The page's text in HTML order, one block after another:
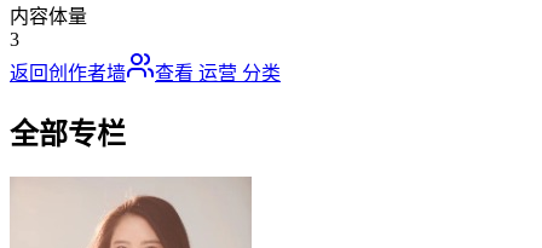
内容体量
3
返回创作者墙
查看 运营 分类
全部专栏